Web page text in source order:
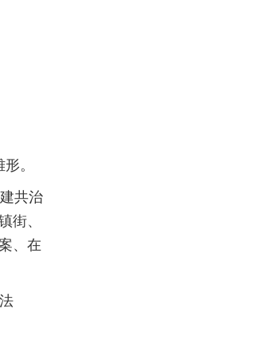
。
共治
街、
、在